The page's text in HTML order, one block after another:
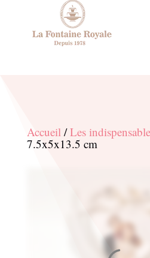
Accueil/Les
7.5x5x13.5 cm